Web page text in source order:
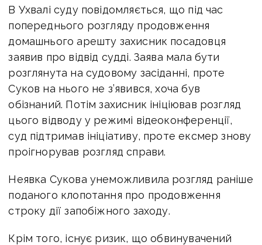
В Ухвалі суду повідомляється, що під час
попереднього розгляду продовження
домашнього арешту захисник посадовця
заявив про відвід судді. Заява мала бути
розглянута на судовому засіданні, проте
Суков на нього не з’явився, хоча був
обізнаний. Потім захисник ініціював розгляд
цього відводу у режимі відеоконференції,
суд підтримав ініціативу, проте ексмер знову
проігнорував розгляд справи.
Неявка Сукова унеможливила розгляд раніше
поданого клопотання про продовження
строку дії запобіжного заходу.
Крім того, існує ризик, що обвинувачений